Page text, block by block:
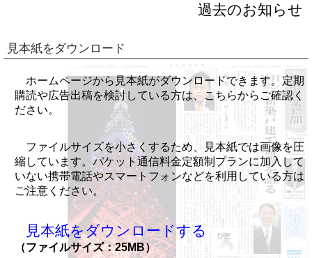
過去のお知らせ
見本紙をダウンロード
ホームページから見本紙がダウンロードできます。定期
購読や広告出稿を検討している方は、こちらからご確認く
ださい。
ファイルサイズを小さくするため、見本紙では画像を圧
縮しています。パケット通信料金定額制プランに加入して
いない携帯電話やスマートフォンなどを利用している方は
ご注意ください。
見本紙をダウンロードする
（ファイルサイズ：25MB）